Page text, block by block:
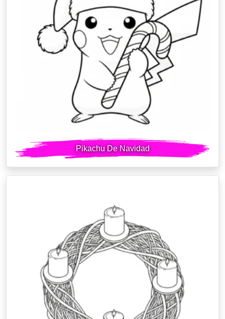
Pikachu De Navidad